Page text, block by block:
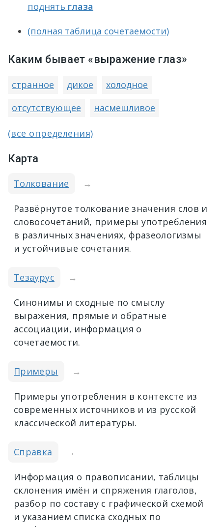
поднять глаза
(полная таблица сочетаемости)
Каким бывает «выражение глаз»
странное дикое
холодное
отсутствующее
насмешливое
(все определения)
Карта
Толкование →
Развёрнутое толкование значения слов и
словосочетаний, примеры употребления
в различных значениях, фразеологизмы
и устойчивые сочетания.
Тезаурус →
Синонимы и сходные по смыслу
выражения, прямые и обратные
ассоциации, информация о
сочетаемости.
Примеры →
Примеры употребления в контексте из
современных источников и из русской
классической литературы.
Справка →
Информация о правописании, таблицы
склонения имён и спряжения глаголов,
разбор по составу с графической схемой
и указанием списка сходных по